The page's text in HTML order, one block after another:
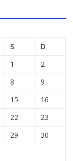
S
D
1
2
8
9
15
16
22
23
29
30